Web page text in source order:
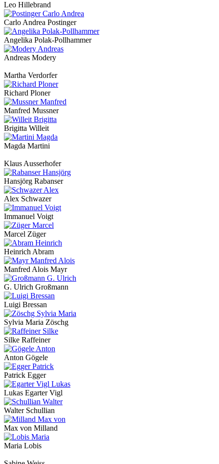
Leo Hillebrand
Carlo Andrea Postinger
Angelika Polak-Pollhammer
Andreas Modery
Martha Verdorfer
Richard Ploner
Manfred Mussner
Brigitta Willeit
Magda Martini
Klaus Ausserhofer
Hansjörg Rabanser
Alex Schwazer
Immanuel Voigt
Marcel Züger
Heinrich Abram
Manfred Alois Mayr
G. Ulrich Großmann
Luigi Bressan
Sylvia Maria Zöschg
Silke Raffeiner
Anton Gögele
Patrick Egger
Lukas Egarter Vigl
Walter Schullian
Max von Milland
Maria Lobis